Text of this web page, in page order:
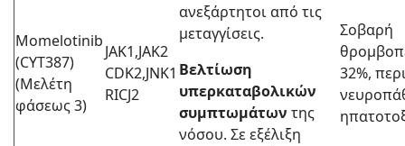
Μomelotinib
(CYT387)
(Μελέτη
φάσεως 3)
JAK1,JAK2
CDK2,JNK1
RICJ2
ανεξάρτητοι από τις
μεταγγίσεις.
Βελτίωση
υπερκαταβολικών
συμπτωμάτων της
νόσου. Σε εξέλιξη
Σοβαρή
32%,